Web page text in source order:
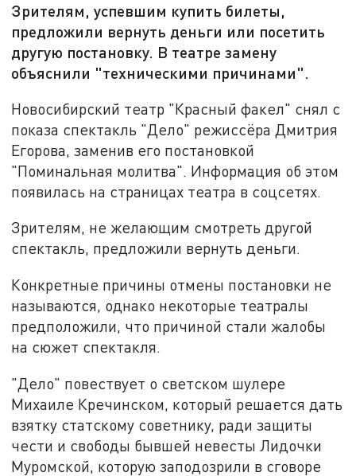
Зрителям, успевшим купить билеты,
предложили вернуть деньги или посетить
другую постановку. В театре замену
объяснили "техническими причинами".
Новосибирский театр "Красный факел" снял с
показа спектакль "Дело" режиссёра Дмитрия
Егорова, заменив его постановкой
"Поминальная молитва". Информация об этом
появилась на страницах театра в соцсетях.
Зрителям, не желающим смотреть другой
спектакль, предложили вернуть деньги.
Конкретные причины отмены постановки не
называются, однако некоторые театралы
предположили, что причиной стали жалобы
на сюжет спектакля.
"Дело" повествует о светском шулере
Михаиле Кречинском, который решается дать
взятку статскому советнику, ради защиты
чести и свободы бывшей невесты Лидочки
Муромской, которую заподозрили в сговоре